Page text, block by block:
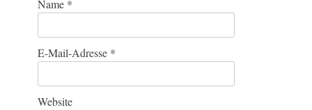
Name *
E-Mail-Adresse *
Website